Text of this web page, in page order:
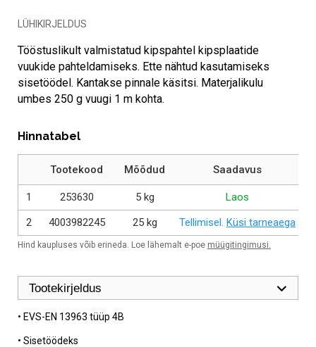
LÜHIKIRJELDUS
Tööstuslikult valmistatud kipspahtel kipsplaatide
vuukide pahteldamiseks. Ette nähtud kasutamiseks
sisetöödel. Kantakse pinnale käsitsi. Materjalikulu
umbes 250 g vuugi 1 m kohta.
Hinnatabel
Tootekood Mõõdud Saadavus
1 253630 5 kg Laos
2 4003982245 25 kg Tellimisel. Küsi tarneaega
Hind kaupluses võib erineda. Loe lähemalt e-poe müügitingimusi.
Tootekirjeldus
• EVS-EN 13963 tüüp 4B
• Sisetöödeks